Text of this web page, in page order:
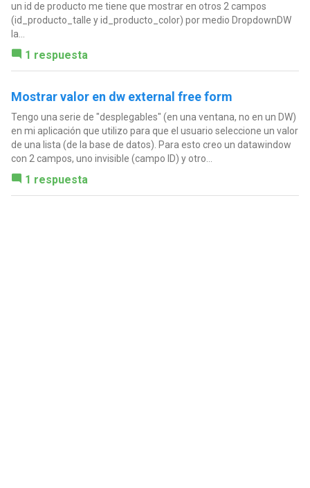
un id de producto me tiene que mostrar en otros 2 campos
(id_producto_talle y id_producto_color) por medio DropdownDW
la...
1 respuesta
Mostrar valor en dw external free form
Tengo una serie de "desplegables" (en una ventana, no en un DW)
en mi aplicación que utilizo para que el usuario seleccione un valor
de una lista (de la base de datos). Para esto creo un datawindow
con 2 campos, uno invisible (campo ID) y otro...
1 respuesta